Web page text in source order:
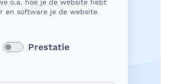
En dat die
handen vallen.
o.a. hoe je de website hebt
en software je de website
Prestatie